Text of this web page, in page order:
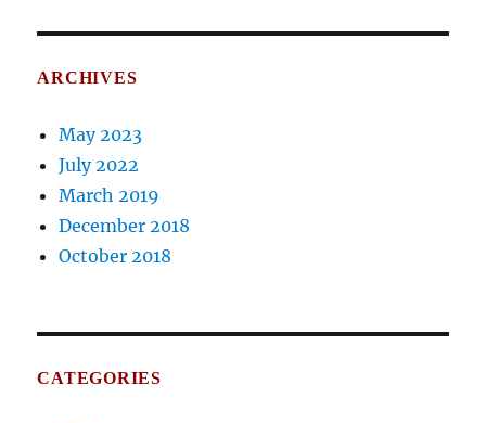
ARCHIVES
May 2023
July 2022
March 2019
December 2018
October 2018
CATEGORIES